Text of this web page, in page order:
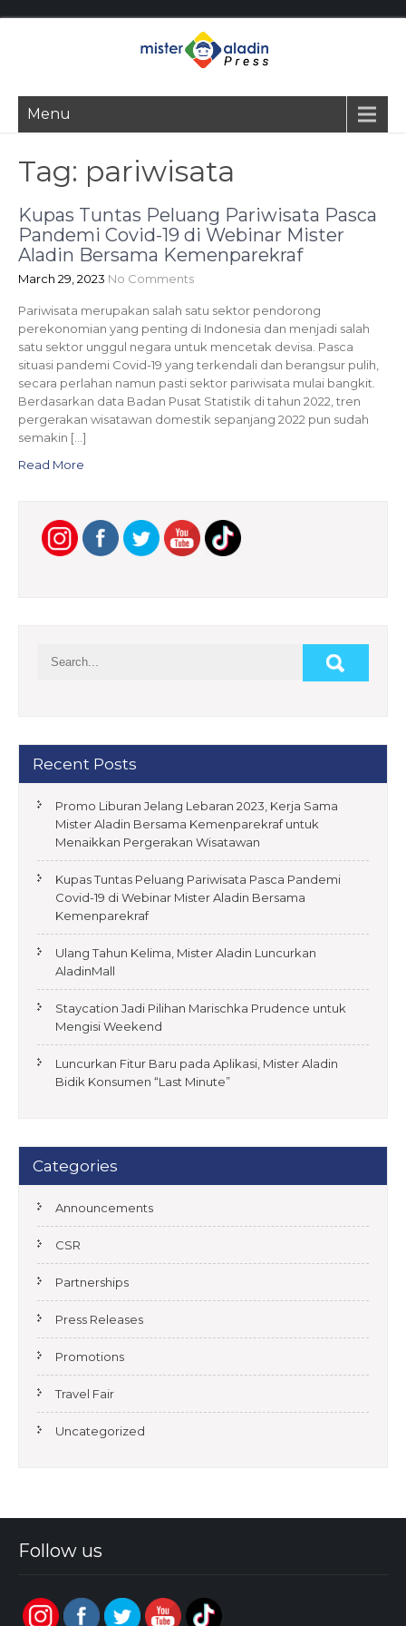
Menu
Tag: pariwisata
Kupas Tuntas Peluang Pariwisata Pasca
Pandemi Covid-19 di Webinar Mister
Aladin Bersama Kemenparekraf
March 29, 2023 No Comments
Pariwisata merupakan salah satu sektor pendorong
perekonomian yang penting di Indonesia dan menjadi salah
satu sektor unggul negara untuk mencetak devisa. Pasca
situasi pandemi Covid-19 yang terkendali dan berangsur pulih,
secara perlahan namun pasti sektor pariwisata mulai bangkit.
Berdasarkan data Badan Pusat Statistik di tahun 2022, tren
pergerakan wisatawan domestik sepanjang 2022 pun sudah
semakin […]
Read More
Recent Posts
Promo Liburan Jelang Lebaran 2023, Kerja Sama
Mister Aladin Bersama Kemenparekraf untuk
Menaikkan Pergerakan Wisatawan
Kupas Tuntas Peluang Pariwisata Pasca Pandemi
Covid-19 di Webinar Mister Aladin Bersama
Kemenparekraf
Ulang Tahun Kelima, Mister Aladin Luncurkan
AladinMall
Staycation Jadi Pilihan Marischka Prudence untuk
Mengisi Weekend
Luncurkan Fitur Baru pada Aplikasi, Mister Aladin
Bidik Konsumen “Last Minute”
Categories
Announcements
CSR
Partnerships
Press Releases
Promotions
Travel Fair
Uncategorized
Follow us